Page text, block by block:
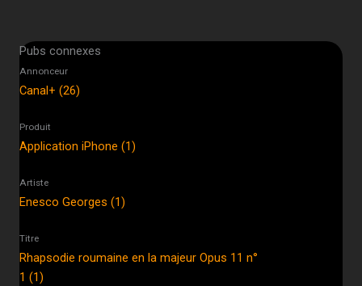
Pubs connexes
Annonceur
Canal+ (26)
Produit
Application iPhone (1)
Artiste
Enesco Georges (1)
Titre
Rhapsodie roumaine en la majeur Opus 11 n°
1 (1)